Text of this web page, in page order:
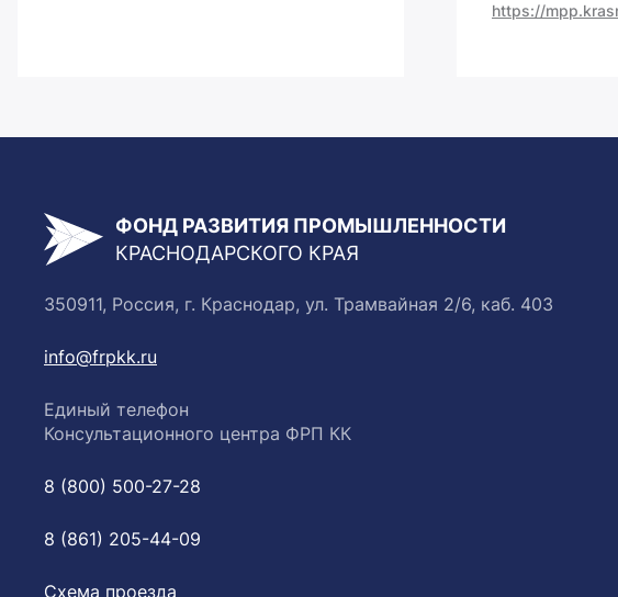
https://
ФОНД РАЗВИТИЯ ПРОМЫШЛЕННОСТИ
КРАСНОДАРСКОГО КРАЯ
350911, Россия, г. Краснодар, ул. Трамвайная 2/6, каб. 403
info@frpkk.ru
Единый телефон
Консультационного центра ФРП КК
8 (800) 500-27-28
8 (861) 205-44-09
Схема проезда